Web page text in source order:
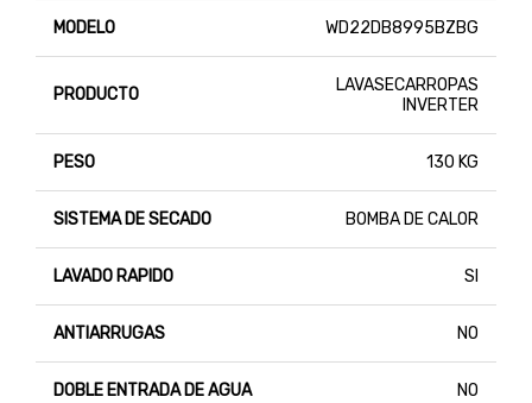
MODELO WD22DB8995BZBG
PRODUCTO
LAVASECARROPAS
INVERTER
PESO 130 KG
SISTEMA DE SECADO BOMBA DE CALOR
LAVADO RAPIDO SI
ANTIARRUGAS NO
DOBLE ENTRADA DE AGUA NO